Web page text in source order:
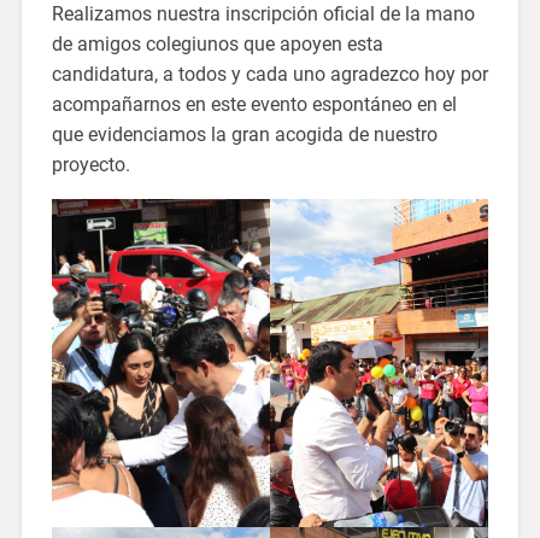
Realizamos nuestra inscripción oficial de la mano
de amigos colegiunos que apoyen esta
candidatura, a todos y cada uno agradezco hoy por
acompañarnos en este evento espontáneo en el
que evidenciamos la gran acogida de nuestro
proyecto.